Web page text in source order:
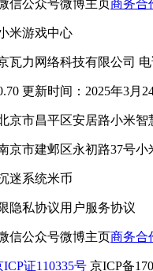
信公众号微博主页商务合
米游戏中心
瓦力网络科技有限公司 电
更新时间：2025年3月
京市昌平区安居路小米智
京市建邺区永初路37号小
迷系统米币
隐私协议用户服务协议
信公众号微博主页商务合
ICP证110335号 京ICP备